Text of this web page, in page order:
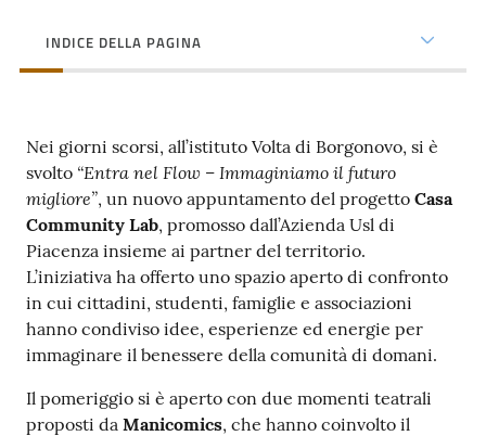
Piacenza
Costruiamo
Salute
Novità
INDICE DELLA PAGINA
Nei giorni scorsi, all’istituto Volta di Borgonovo, si è
svolto “Entra nel Flow – Immaginiamo il futuro
migliore”, un nuovo appuntamento del progetto Casa
Community Lab, promosso dall’Azienda Usl di
Piacenza insieme ai partner del territorio.
L’iniziativa ha offerto uno spazio aperto di confronto
in cui cittadini, studenti, famiglie e associazioni
hanno condiviso idee, esperienze ed energie per
immaginare il benessere della comunità di domani.
Il pomeriggio si è aperto con due momenti teatrali
proposti da Manicomics, che hanno coinvolto il